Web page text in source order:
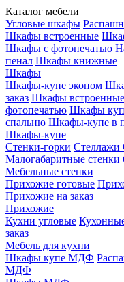
Каталог мебели
Угловые шкафы
Шкафы встроенные
Шкафы с фотопечатью
пенал Шкафы книжные
Шкафы
Шкафы-купе эконом
заказ Шкафы
фотопечатью Шкафы
спальню Шкафы-купе в
Шкафы-купе
Стенки-горки Стеллажи
Малогабаритные стенки
Мебельные стенки
Прихожие готовые
Прихожие на заказ
Прихожие
Кухни угловые
заказ
Мебель для кухни
Шкафы купе МДФ
МДФ